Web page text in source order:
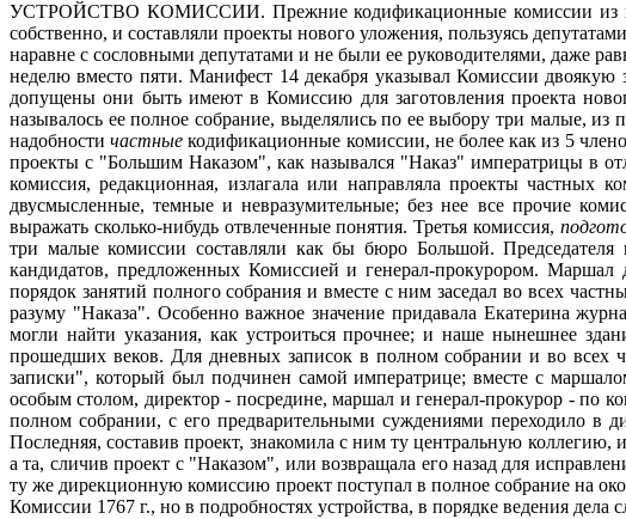
УСТРОЙСТВО КОМИССИИ. Прежние кодификационные комиссии из
собственно, и составляли проекты нового уложения, пользуясь
наравне с сословными депутатами и не были ее руководителями, даже
неделю вместо пяти. Манифест 14 декабря указывал Комиссии
допущены они быть имеют в Комиссию для заготовления проекта
называлось ее полное собрание, выделялись по ее выбору три малые, из
надобностичастные кодификационные комиссии, не более как из 5
проекты с "Большим Наказом", как назывался "Наказ" императрицы в
комиссия, редакционная, излагала или направляла проекты
двусмысленные, темные и невразумительные; без нее все прочие
выражать сколько-нибудь отвлеченные понятия. Третья комиссия,
три малые комиссии составляли как бы бюро Большой. Председателя
кандидатов, предложенных Комиссией и генерал-прокурором.
порядок занятий полного собрания и вместе с ним заседал во всех
разуму "Наказа". Особенно важное значение придавала Екатерина
могли найти указания, как устроиться прочнее; и наше нынешнее
прошедших веков. Для дневных записок в полном собрании и во всех
записки", который был подчинен самой императрице; вместе с
особым столом, директор - посредине, маршал и генерал-прокурор - по
полном собрании, с его предварительными суждениями переходило в
Последняя, составив проект, знакомила с ним ту центральную
а та, сличив проект с "Наказом", или возвращала его назад для
ту же дирекционную комиссию проект поступал в полное собрание на
Комиссии 1767 г., но в подробностях устройства, в порядке ведения